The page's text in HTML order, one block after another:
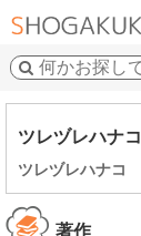
ツレヅレハナコ
ツレヅレハナコ
著作